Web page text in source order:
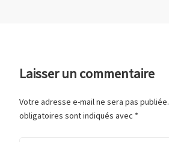
Laisser un commentaire
Votre adresse e-mail ne sera pas publiée.
obligatoires sont indiqués avec *